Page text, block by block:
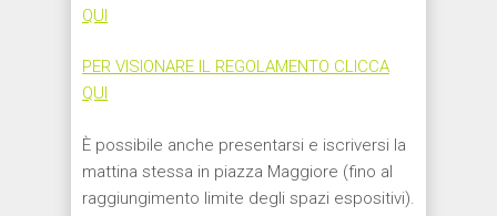
QUI
PER VISIONARE IL REGOLAMENTO CLICCA
QUI
È possibile anche presentarsi e iscriversi la
mattina stessa in piazza Maggiore (fino al
raggiungimento limite degli spazi espositivi).